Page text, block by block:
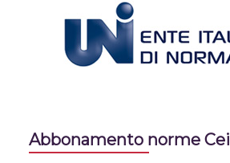
Abbonamento norme Cei